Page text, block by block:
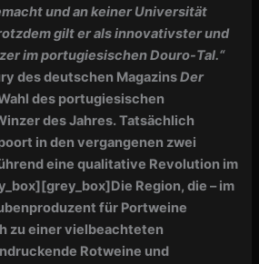
und an keiner Universität
gilt er als innovativster und
im portugiesischen Douro-Tal.“
des deutschen MagazinsDer
des portugiesischen
des Jahres. Tatsächlich
in den vergangenen zwei
eine qualitative Revolution im
Region, die – im
für Portweine
zu einer vielbeachteten
Rotweine und